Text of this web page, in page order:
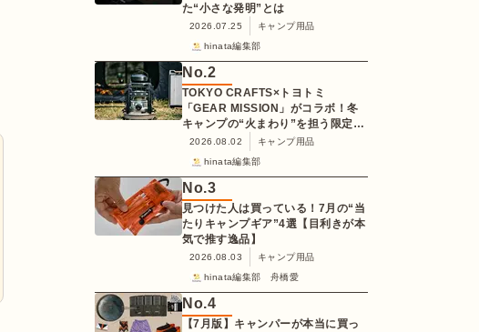
た“小さな発明”とは
2026.07.25
キャンプ用品
hinata編集部
No.2
TOKYO CRAFTS×トヨトミ
「GEAR MISSION」がコラボ！冬
キャンプの“火まわり”を担う限定
K3クッキングストーブが登場
2026.08.02
キャンプ用品
hinata編集部
No.3
見つけた人は買っている！7月の“当
たりキャンプギア”4選【目利きが本
気で推す逸品】
2026.08.03
キャンプ用品
hinata編集部 舟橋愛
No.4
【7月版】キャンパーが本当に買っ